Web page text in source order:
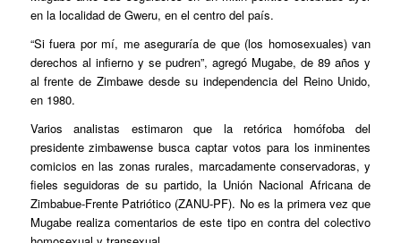
en la localidad de Gweru, en el centro del país.
“Si fuera por mí, me aseguraría de que (los homosexuales) van
derechos al infierno y se pudren”, agregó Mugabe, de 89 años y
al frente de Zimbawe desde su independencia del Reino Unido,
en 1980.
Varios analistas estimaron que la retórica homófoba del
presidente zimbawense busca captar votos para los inminentes
comicios en las zonas rurales, marcadamente conservadoras, y
fieles seguidoras de su partido, la Unión Nacional Africana de
Zimbabue-Frente Patriótico (ZANU-PF). No es la primera vez que
Mugabe realiza comentarios de este tipo en contra del colectivo